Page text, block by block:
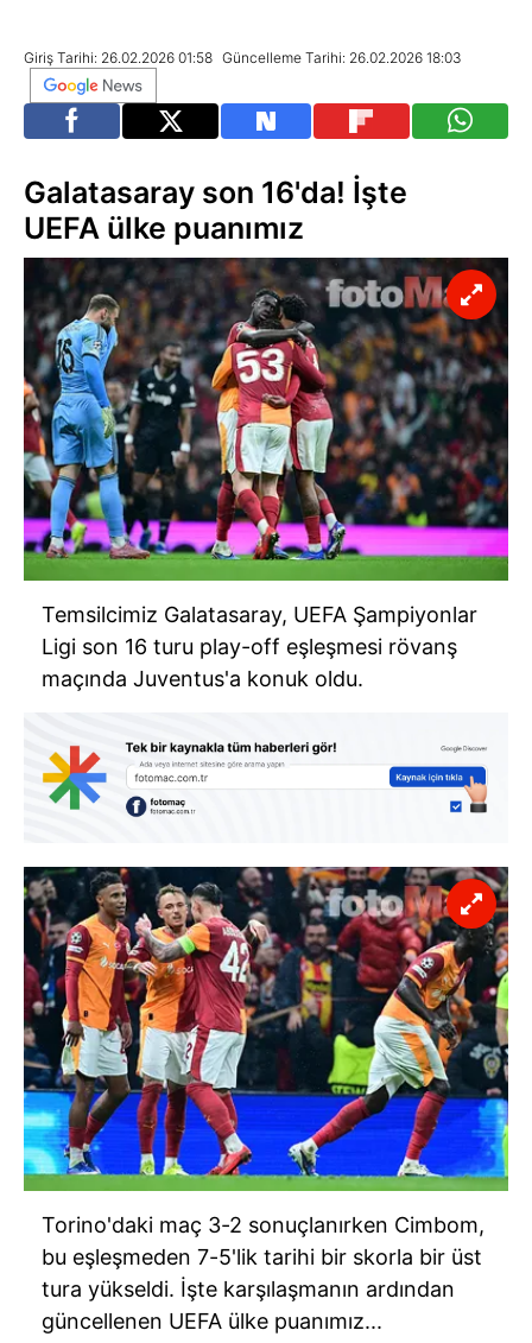
Giriş Tarihi: 26.02.2026 01:58 Güncelleme Tarihi: 26.02.2026 18:03
Galatasaray son 16'da! İşte
UEFA ülke puanımız
Temsilcimiz Galatasaray, UEFA Şampiyonlar
Ligi son 16 turu play-off eşleşmesi rövanş
maçında Juventus'a konuk oldu.
Torino'daki maç 3-2 sonuçlanırken Cimbom,
bu eşleşmeden 7-5'lik tarihi bir skorla bir üst
tura yükseldi. İşte karşılaşmanın ardından
güncellenen UEFA ülke puanımız...